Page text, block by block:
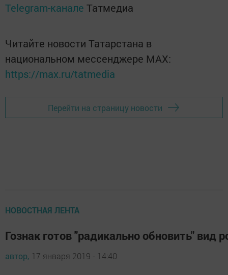
Telegram-канале Татмедиа
Читайте новости Татарстана в
национальном мессенджере MАХ:
https://max.ru/tatmedia
Перейти на страницу новости
НОВОСТНАЯ ЛЕНТА
Гознак готов "радикально обновить" вид
автор, 17 января 2019 - 14:40